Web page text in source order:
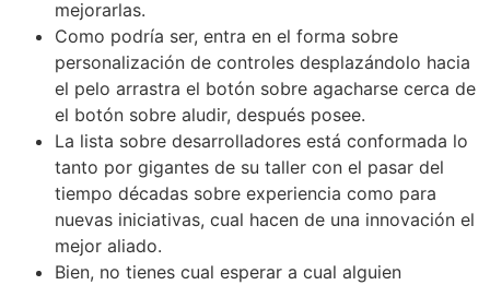
mejorarlas.
Como podrí­a ser, entra en el forma sobre
personalización de controles desplazándolo hacia
el pelo arrastra el botón sobre agacharse cerca de
el botón sobre aludir, después posee.
La lista sobre desarrolladores está conformada lo
tanto por gigantes de su taller con el pasar del
tiempo décadas sobre experiencia como para
nuevas iniciativas, cual hacen de una innovación el
mejor aliado.
Bien, no tienes cual esperar a cual alguien